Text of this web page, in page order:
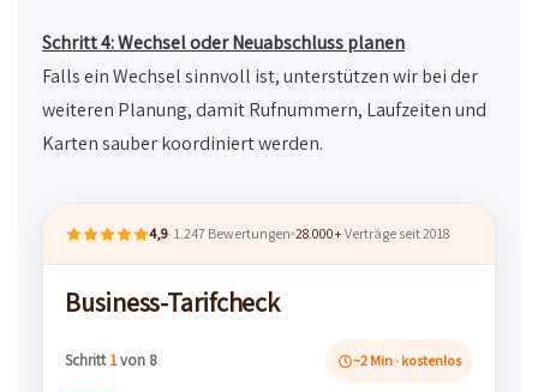
Schritt 4: Wechsel oder Neuabschluss planen
Falls ein Wechsel sinnvoll ist, unterstützen wir bei der
weiteren Planung, damit Rufnummern, Laufzeiten und
Karten sauber koordiniert werden.
4,9· 1.247 Bewertungen 28.000+Verträge seit 2018
Business-Tarifcheck
Schritt1von 8 ~2 Min · kostenlos